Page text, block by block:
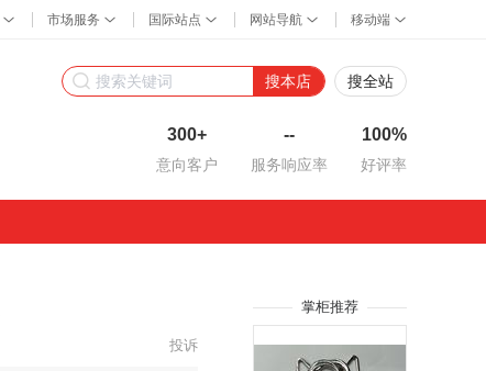
搜本店 搜全站
300+
意向客户
--
服务响应率
100%
好评率
投诉
掌柜推荐